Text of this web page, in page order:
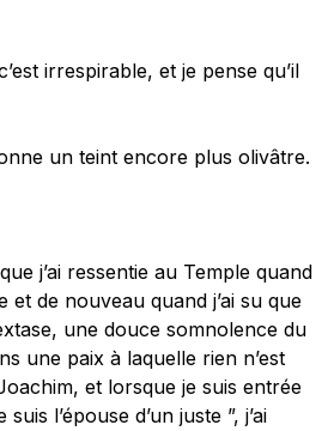
irrespirable, et je pense qu’il
un teint encore plus olivâtre.
j’ai ressentie au Temple quand
et de nouveau quand j’ai su que
une douce somnolence du
une paix à laquelle rien n’est
et lorsque je suis entrée
l’épouse d’un juste ”, j’ai